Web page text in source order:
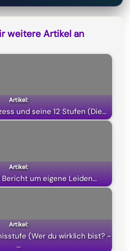
weitere Artikel an
und seine 12 Stufen (Die…
um eigene Leiden…
(Wer du wirklich bist? -
…